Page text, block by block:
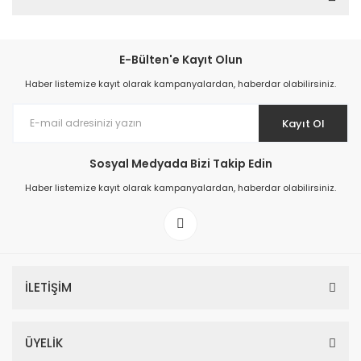
E-Bülten'e Kayıt Olun
Haber listemize kayıt olarak kampanyalardan, haberdar olabilirsiniz.
Kayıt Ol
Sosyal Medyada Bizi Takip Edin
Haber listemize kayıt olarak kampanyalardan, haberdar olabilirsiniz.
İLETİŞİM
ÜYELİK